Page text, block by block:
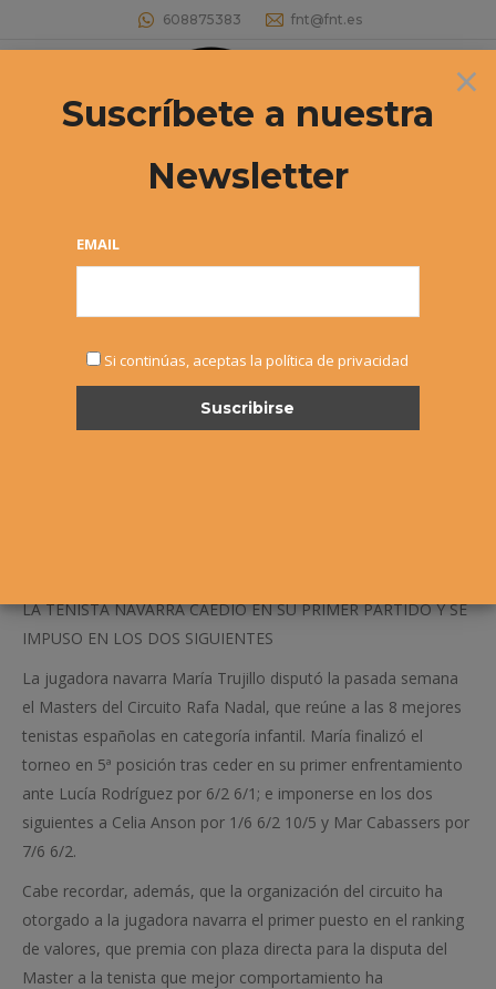
608875383 fnt@fnt.es
Buscar:
LA TENISTA NAVARRA CAEDIÓ EN SU PRIMER PARTIDO Y SE
IMPUSO EN LOS DOS SIGUIENTES
La jugadora navarra María Trujillo disputó la pasada semana
el Masters del Circuito Rafa Nadal, que reúne a las 8 mejores
tenistas españolas en categoría infantil. María finalizó el
torneo en 5ª posición tras ceder en su primer enfrentamiento
ante Lucía Rodríguez por 6/2 6/1; e imponerse en los dos
siguientes a Celia Anson por 1/6 6/2 10/5 y Mar Cabassers por
7/6 6/2.
Cabe recordar, además, que la organización del circuito ha
otorgado a la jugadora navarra el primer puesto en el ranking
de valores, que premia con plaza directa para la disputa del
Master a la tenista que mejor comportamiento ha
×
Suscríbete a nuestra
Newsletter
EMAIL
Si continúas, aceptas la política de privacidad